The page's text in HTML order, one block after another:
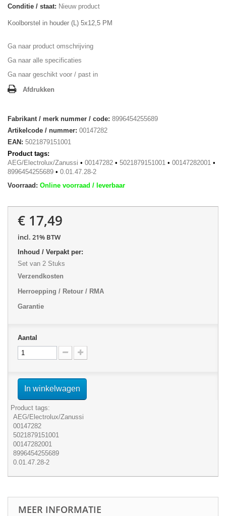
Conditie / staat: Nieuw product
Koolborstel in houder (L) 5x12,5 PM
Ga naar product omschrijving
Ga naar alle specificaties
Ga naar geschikt voor / past in
Afdrukken
Fabrikant / merk nummer / code: 8996454255689
Artikelcode / nummer: 00147282
EAN: 5021879151001
Product tags:
AEG/Electrolux/Zanussi • 00147282 • 5021879151001 • 00147282001 •
8996454255689 • 0.01.47.28-2
Voorraad: Online voorraad / leverbaar
€ 17,49
incl. 21% BTW
Inhoud / Verpakt per:
Set van 2 Stuks
Verzendkosten
Herroepping / Retour / RMA
Garantie
Aantal
In winkelwagen
Product tags:
AEG/Electrolux/Zanussi
00147282
5021879151001
00147282001
8996454255689
0.01.47.28-2
MEER INFORMATIE